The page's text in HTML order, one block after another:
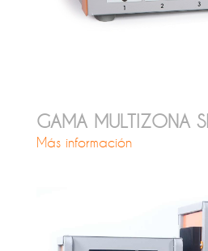
GAMA MULTIZONA
Más información